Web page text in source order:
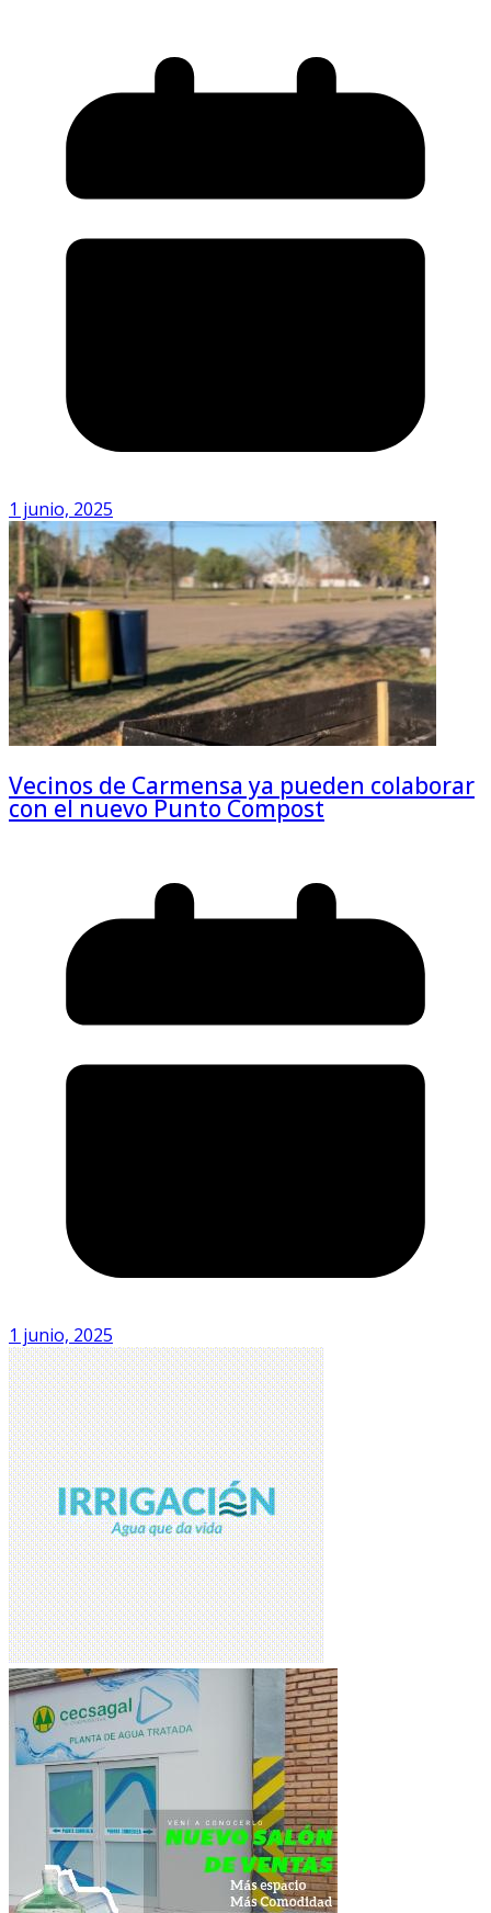
1 junio, 2025
Vecinos de Carmensa ya pueden colaborar
con el nuevo Punto Compost
1 junio, 2025